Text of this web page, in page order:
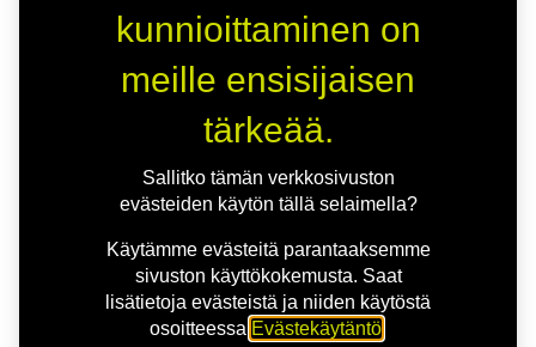
kunnioittaminen on
meille ensisijaisen
tärkeää.
Sallitko tämän verkkosivuston
evästeiden käytön tällä selaimella?
Käytämme evästeitä parantaaksemme
sivuston käyttökokemusta. Saat
lisätietoja evästeistä ja niiden käytöstä
osoitteessa Evästekäytäntö